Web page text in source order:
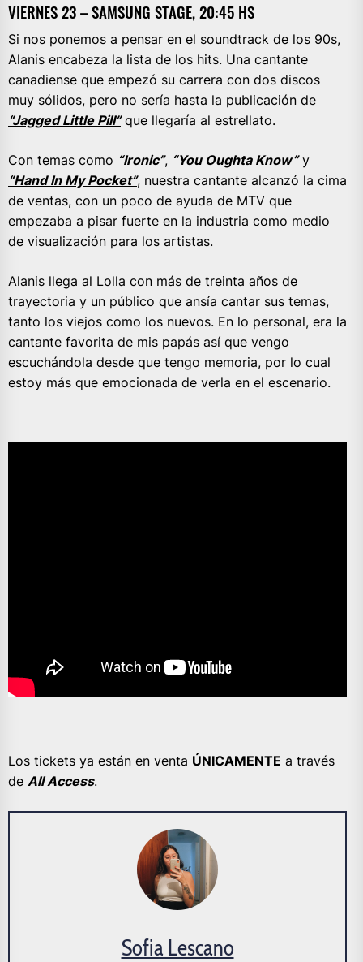
VIERNES 23 – SAMSUNG STAGE, 20:45 HS
Si nos ponemos a pensar en el soundtrack de los 90s,
Alanis encabeza la lista de los hits. Una cantante
canadiense que empezó su carrera con dos discos
muy sólidos, pero no sería hasta la publicación de
“Jagged Little Pill”que llegaría al estrellato.
Con temas como “Ironic”, “You Oughta Know”y
“Hand In My Pocket”, nuestra cantante alcanzó la cima
de ventas, con un poco de ayuda de MTV que
empezaba a pisar fuerte en la industria como medio
de visualización para los artistas.
Alanis llega al Lolla con más de treinta años de
trayectoria y un público que ansía cantar sus temas,
tanto los viejos como los nuevos. En lo personal, era la
cantante favorita de mis papás así que vengo
escuchándola desde que tengo memoria, por lo cual
estoy más que emocionada de verla en el escenario.
Los tickets ya están en venta ÚNICAMENTE a través
de All Access.
Sofia Lescano